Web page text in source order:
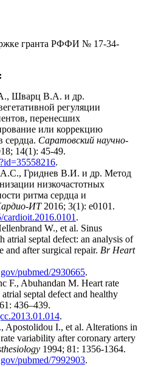
гранта РФФИ № 17-34-
Шварц В.А. и др.
регуляции
перенесших
или коррекцию
сердца. Саратовский научно-
14(1): 45-49.
.
А.С., Гриднев В.И. и др. Метод
низкочастотных
ритма сердца и
ИТ 2016; 3(1): e0101.
.
W., et al. Sinus
atrial septal defect: an analysis of
and after surgical repair. Br Heart
pubmed/2930665.
F., Abuhandan M. Heart rate
septal defect and healthy
436–439.
.
Apostolidou I., et al. Alterations in
variability after coronary artery
1994; 81: 1356-1364.
pubmed/7992903.